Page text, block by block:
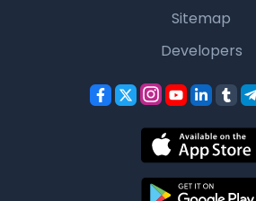
Sitemap
Developers